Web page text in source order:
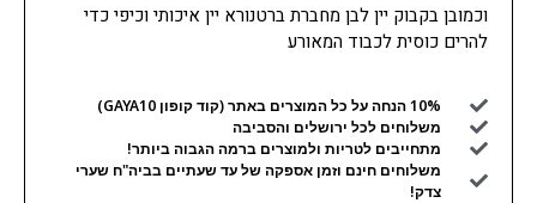
וכמובן בקבוק יין לבן מחברת ברטנורא יין איכותי וכיפי כדי
להרים כוסית לכבוד המאורע
10% הנחה על כל המוצרים באתר (קוד קופון GAYA10)
משלוחים לכל ירושלים והסביבה
מתחייבים לטריות ולמוצרים ברמה הגבוה ביותר!
משלוחים חינם וזמן אספקה של עד שעתיים בביה"ח שערי
צדק!